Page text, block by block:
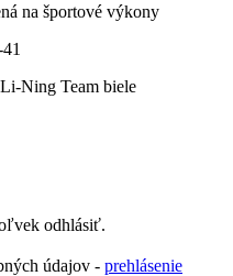
na športové výkony
odhlásiť.
údajov - prehlásenie